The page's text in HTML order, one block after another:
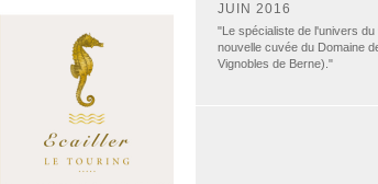
JUIN 2016
"Le spécialiste de l'univers
nouvelle cuvée du Domaine
Vignobles de Berne)."